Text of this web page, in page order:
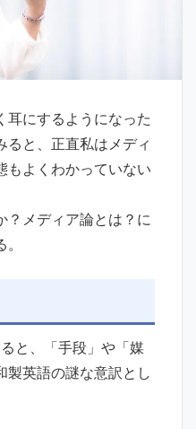
耳にするようになった
ると、正直私はメディ
もよくわかっていない
？メディア論とは？に
と、「手段」や「媒
製英語の謎な意訳とし